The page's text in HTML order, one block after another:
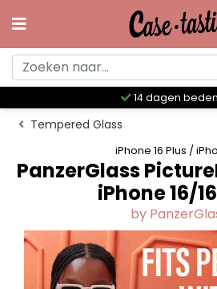
Meer dan 300
Tempered Glass
iPhone 16 Plus /
PanzerGlass
iPhone 16/
by